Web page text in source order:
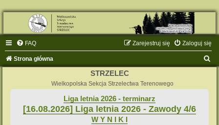
FAQ Zaloguj się
Zarejestruj się
Strona główna
STRZELEC
Wielkopolska Sekcja Strzelectwa Terenowego
Liga letnia 2026 - terminarz
[16.08.2026] Liga letnia 2026 - Zawody 4/6
W Y N I K I